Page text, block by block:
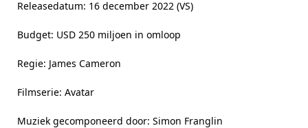
Releasedatum: 16 december 2022 (VS)
Budget: USD 250 miljoen in omloop
Regie: James Cameron
Filmserie: Avatar
Muziek gecomponeerd door: Simon Franglin